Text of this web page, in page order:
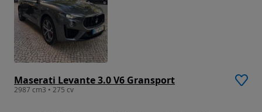
Maserati Levante 3.0 V6 Gransport
2987 cm3 • 275 cv